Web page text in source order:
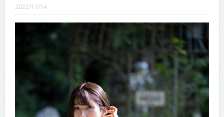
CINEMA×STYLE 289号
CINEMA×STYLE 288号
CINEMA×STYLE 287号
CINEMA×STYLE 286号
CINEMA×STYLE 285号
CINEMA×STYLE 294号
2022/11/14